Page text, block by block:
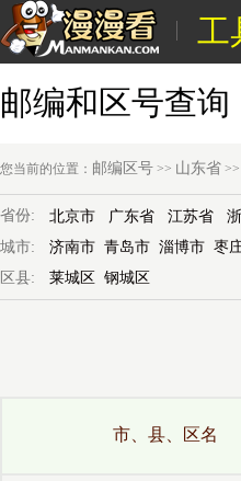
工
邮编和区号查询
您当前的位置： 邮编区号 >> 山东省 >>
省份: 北京市 广东省 江苏省
城市:
济南市 青岛市 淄博市 枣
区县:
莱城区 钢城区
市、县、区名